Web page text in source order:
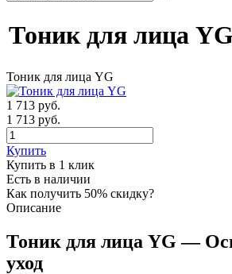
Тоник для лица YG
Тоник для лица YG
1 713 руб.
1 713 руб.
Купить
Купить в 1 клик
Есть в наличии
Как получить 50% скидку?
Описание
Тоник для лица YG —
уход